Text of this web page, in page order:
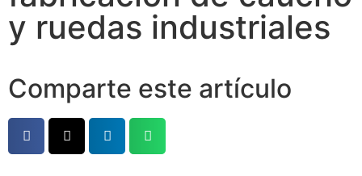
y ruedas industriales
Comparte este artículo